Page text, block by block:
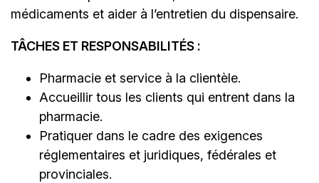
médicaments et aider à l’entretien du dispensaire.
TÂCHES ET RESPONSABILITÉS :
Pharmacie et service à la clientèle.
Accueillir tous les clients qui entrent dans la
pharmacie.
Pratiquer dans le cadre des exigences
réglementaires et juridiques, fédérales et
provinciales.